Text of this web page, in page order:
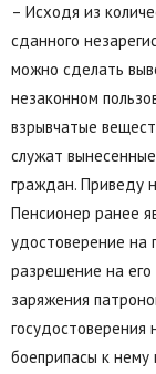
– Исходя из
сданного
можно сделать
незаконном
взрывчатые
служат
граждан. Приведу
Пенсионер ранее
удостоверение на
разрешение на
заряжения
госудостоверения
боеприпасы к